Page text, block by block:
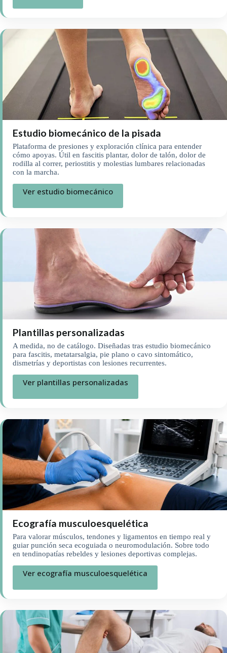
Estudio biomecánico de la pisada
Plataforma de presiones y exploración clínica para entender
cómo apoyas. Útil en fascitis plantar, dolor de talón, dolor de
rodilla al correr, periostitis y molestias lumbares relacionadas
con la marcha.
Ver estudio biomecánico
Plantillas personalizadas
A medida, no de catálogo. Diseñadas tras estudio biomecánico
para fascitis, metatarsalgia, pie plano o cavo sintomático,
dismetrías y deportistas con lesiones recurrentes.
Ver plantillas personalizadas
Ecografía musculoesquelética
Para valorar músculos, tendones y ligamentos en tiempo real y
guiar punción seca ecoguiada o neuromodulación. Sobre todo
en tendinopatías rebeldes y lesiones deportivas complejas.
Ver ecografía musculoesquelética